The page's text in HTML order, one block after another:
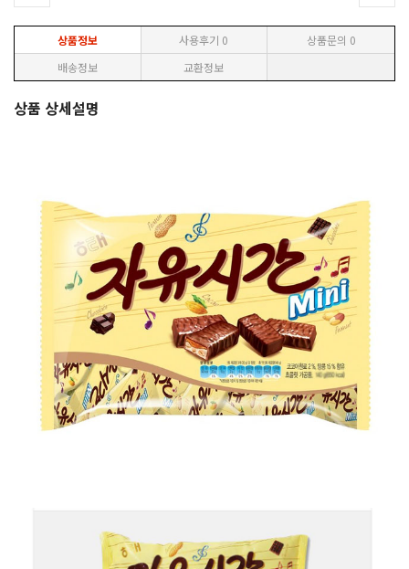
상품정보 사용후기 0 상품문의 0
배송정보
교환정보
상품 상세설명